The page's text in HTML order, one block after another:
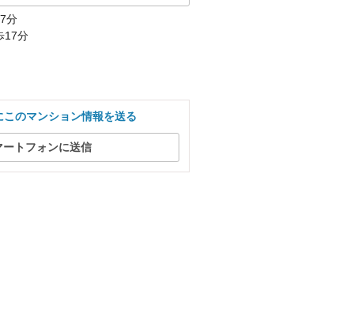
分
17分
のマンション情報を送る
トフォンに送信